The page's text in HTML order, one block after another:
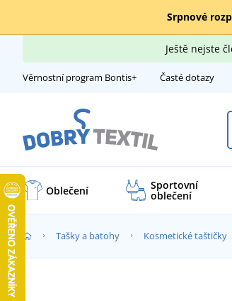
Srpnové
Ještě nejste
Věrnostní program Bontis+ Časté dotazy
Oblečení Sportovní
oblečení
Tašky a batohy Kosmetické taštičky